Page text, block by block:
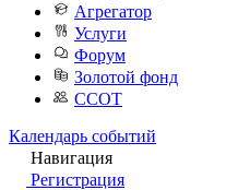
Агрегатор
Услуги
Форум
Золотой фонд
ССОТ
Календарь событий
Навигация
Регистрация